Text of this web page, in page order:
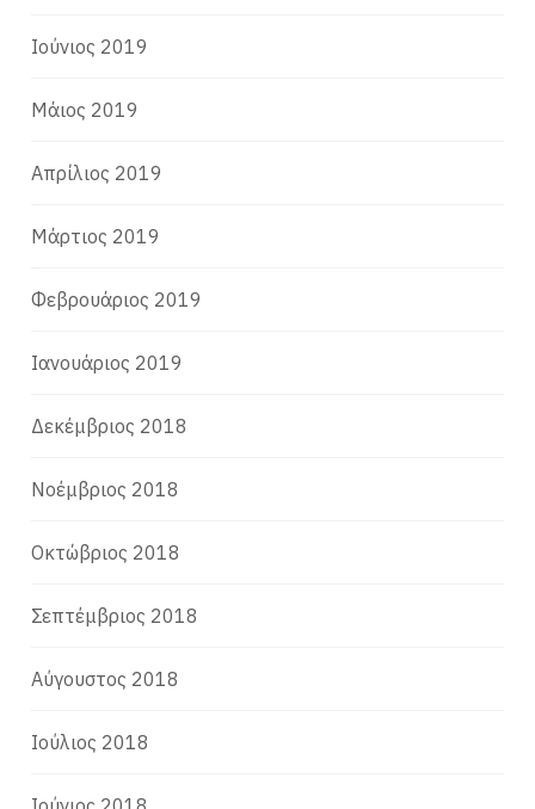
Ιούνιος 2019
Μάιος 2019
Απρίλιος 2019
Μάρτιος 2019
Φεβρουάριος 2019
Ιανουάριος 2019
Δεκέμβριος 2018
Νοέμβριος 2018
Οκτώβριος 2018
Σεπτέμβριος 2018
Αύγουστος 2018
Ιούλιος 2018